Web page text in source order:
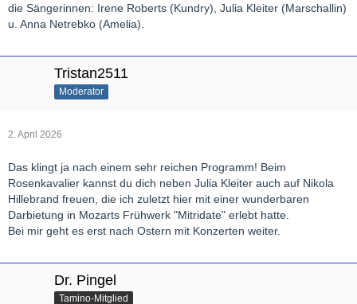
die Sängerinnen: Irene Roberts (Kundry), Julia Kleiter (Marschallin)
u. Anna Netrebko (Amelia).
Tristan2511
Moderator
2. April 2026
Das klingt ja nach einem sehr reichen Programm! Beim
Rosenkavalier kannst du dich neben Julia Kleiter auch auf Nikola
Hillebrand freuen, die ich zuletzt hier mit einer wunderbaren
Darbietung in Mozarts Frühwerk "Mitridate" erlebt hatte.
Bei mir geht es erst nach Ostern mit Konzerten weiter.
Dr. Pingel
Tamino-Mitglied